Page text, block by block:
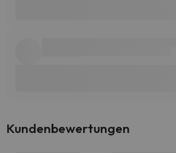
Kundenbewertungen